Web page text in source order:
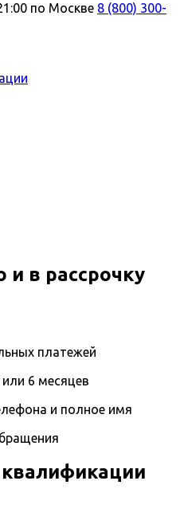
по Москве 8 (800) 300-
в рассрочку
платежей
6 месяцев
и полное имя